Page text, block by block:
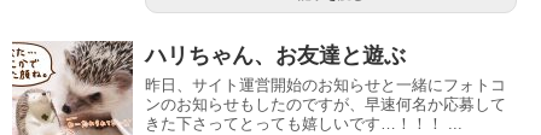
ハリちゃん、お友達と遊ぶ
昨日、サイト運営開始のお知らせと一緒にフォトコ
ンのお知らせもしたのですが、早速何名か応募して
きた下さってとっても嬉しいです…！！！ ...